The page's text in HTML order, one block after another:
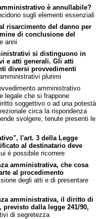
è annullabile?
sugli elementi essenziali
risarcimento del danno per
di conclusione del
anni
si distinguono in
e atti generali. Gli atti
diversi provvedimenti
plurimi
amministrativo
legale che si frappone
soggettivo o ad una potestà
circa la rispondenza
svolgere, tenute presenti le
l'art. 3 della Legge
al destinatario deve
è possibile ricorrere
amministrativa, che cosa
al procedimento
degli atti e di presentare
amministrativa, il diritto di
dalla legge 241/90,
di segretezza